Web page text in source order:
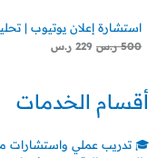
استشارة إعلان يوتيوب |
500 ر.س 229 ر.س
أقسام الخدمات